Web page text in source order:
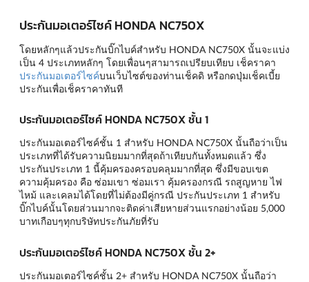
ประกันมอเตอร์ไซค์ HONDA NC750X
โดยหลักๆแล้วประกันบิ๊กไบค์สำหรับ HONDA NC750X นั้นจะแบ่ง
เป็น 4 ประเภทหลักๆ โดยเพื่อนๆสามารถเปรียบเทียบ เช็คราคา
ประกันมอเตอร์ไซค์บนเว็บไซต์ของท่านเช็คดิ หรือกดปุ่มเช็คเบี้ย
ประกันเพื่อเช็คราคาทันที
ประกันมอเตอร์ไซค์ HONDA NC750X ชั้น 1
ประกันมอเตอร์ไซค์ชั้น 1 สำหรับ HONDA NC750X นั้นถือว่าเป็น
ประเภทที่ได้รับความนิยมมากที่สุดถ้าเทียบกันทั้งหมดแล้ว ซึ่ง
ประกันประเภท 1 นี้คุ้มครองครอบคลุมมากที่สุด ซึ่งมีขอบเขต
ความคุ้มครอง คือ ซ่อมเขา ซ่อมเรา คุ้มครองกรณี รถสูญหาย ไฟ
ไหม้ และเคลมได้โดยที่ไม่ต้องมีคู่กรณี ประกันประเภท 1 สำหรับ
บิ๊กไบค์นั้นโดยส่วนมากจะติดค่าเสียหายส่วนแรกอย่างน้อย 5,000
บาทเกือบๆทุกบริษัทประกันภัยที่รับ
ประกันมอเตอร์ไซค์ HONDA NC750X ชั้น 2+
ประกันมอเตอร์ไซค์ชั้น 2+ สำหรับ HONDA NC750X นั้นถือว่า